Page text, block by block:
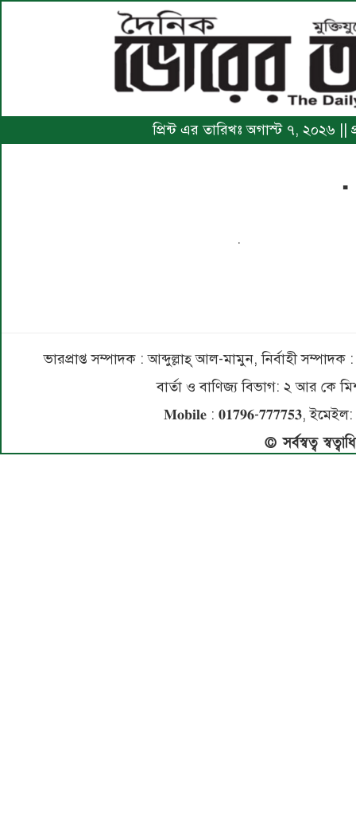
প্রিন্ট এর তারিখঃ অগাস্ট ৭, ২০২৬ ||
.
.
ভারপ্রাপ্ত সম্পাদক : আব্দুল্লাহ্ আল-মামুন, নির্বাহী
বার্তা ও বাণিজ্য বিভাগ: ২ আর কে
𝐌𝐨𝐛𝐢𝐥𝐞 : 𝟎𝟏𝟕𝟗𝟔-𝟕𝟕𝟕𝟕𝟓𝟑,
© সর্বস্বত্ব